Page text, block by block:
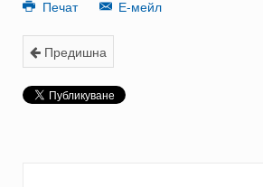
Печат Е-мейл
Предишна